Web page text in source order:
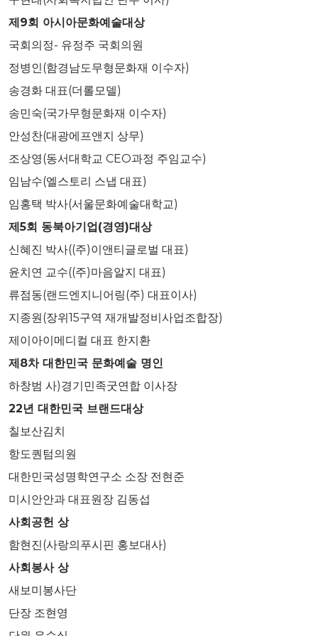
제9회 아시아문화예술대상
국회의정- 유정주 국회의원
정병인(함경남도무형문화재 이수자)
송경화 대표(더롤모델)
송민숙(국가무형문화재 이수자)
안성찬(대광에프앤지 상무)
조상영(동서대학교 CEO과정 주임교수)
임남수(엘스토리 스냅 대표)
임홍택 박사(서울문화예술대학교)
제5회 동북아기업 (경영)대상
신혜진 박사((주)이앤티글로벌 대표)
윤치연 교수((주)마음알지 대표)
류점동(랜드엔지니어링(주) 대표이사)
지종원(장위15구역 재개발정비사업조합장)
제이아이메디컬 대표 한지환
제 8차 대한민국 문화예술 명인
하창범 사)경기민족굿연합 이사장
22년 대한민국 브랜드대상
칠보산김치
항도퀀텀의원
대한민국성명학연구소 소장 전현준
미시안안과 대표원장 김동섭
사회공헌 상
함현진(사랑의푸시핀 홍보대사)
사회봉사 상
새보미봉사단
단장 조현영